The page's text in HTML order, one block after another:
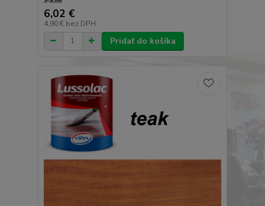
6,02 €
4,90 € bez DPH
Pridať do košíka